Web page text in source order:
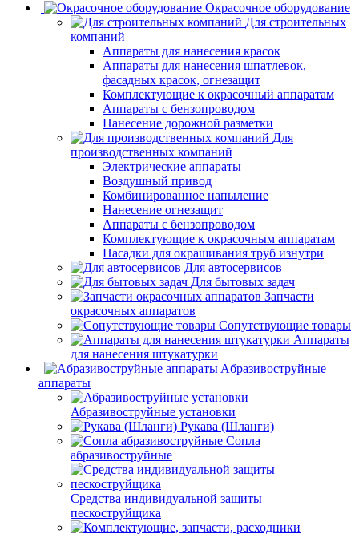
Окрасочное оборудование
Для строительных
компаний
Аппараты для нанесения красок
Аппараты для нанесения шпатлевок,
фасадных красок, огнезащит
Комплектующие к окрасочный аппаратам
Аппараты с бензопроводом
Нанесение дорожной разметки
Для
производственных компаний
Электрические аппараты
Воздушный привод
Комбинированное напыление
Нанесение огнезащит
Аппараты с бензопроводом
Комплектующие к окрасочным аппаратам
Насадки для окрашивания труб изнутри
Для автосервисов
Для бытовых задач
Запчасти
окрасочных аппаратов
Сопутствующие товары
Аппараты
для нанесения штукатурки
Aбразивоструйные
аппараты
Абразивоструйные установки
Рукава (Шланги)
Сопла
абразивоструйные
Средства индивидуальной защиты
пескоструйщика